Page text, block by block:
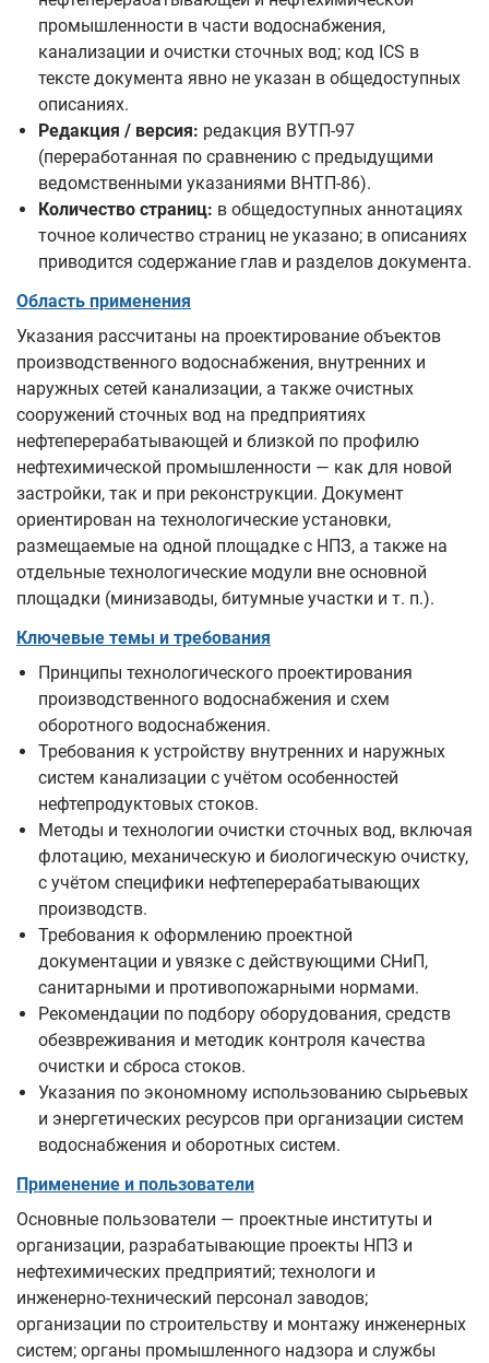
промышленности в части водоснабжения,
канализации и очистки сточных вод; код ICS в
тексте документа явно не указан в общедоступных
описаниях.
Редакция / версия: редакция ВУТП-97
(переработанная по сравнению с предыдущими
ведомственными указаниями ВНТП-86).
Количество страниц: в общедоступных аннотациях
точное количество страниц не указано; в описаниях
приводится содержание глав и разделов документа.
Область применения
Указания рассчитаны на проектирование объектов
производственного водоснабжения, внутренних и
наружных сетей канализации, а также очистных
сооружений сточных вод на предприятиях
нефтеперерабатывающей и близкой по профилю
нефтехимической промышленности — как для новой
застройки, так и при реконструкции. Документ
ориентирован на технологические установки,
размещаемые на одной площадке с НПЗ, а также на
отдельные технологические модули вне основной
площадки (минизаводы, битумные участки и т. п.).
Ключевые темы и требования
Принципы технологического проектирования
производственного водоснабжения и схем
оборотного водоснабжения.
Требования к устройству внутренних и наружных
систем канализации с учётом особенностей
нефтепродуктовых стоков.
Методы и технологии очистки сточных вод, включая
флотацию, механическую и биологическую очистку,
с учётом специфики нефтеперерабатывающих
производств.
Требования к оформлению проектной
документации и увязке с действующими СНиП,
санитарными и противопожарными нормами.
Рекомендации по подбору оборудования, средств
обезвреживания и методик контроля качества
очистки и сброса стоков.
Указания по экономному использованию сырьевых
и энергетических ресурсов при организации систем
водоснабжения и оборотных систем.
Применение и пользователи
Основные пользователи — проектные институты и
организации, разрабатывающие проекты НПЗ и
нефтехимических предприятий; технологи и
инженерно-технический персонал заводов;
организации по строительству и монтажу инженерных
систем; органы промышленного надзора и службы